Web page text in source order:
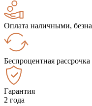
Оплата наличными,
Беспроцентная рассрочка
Гарантия
2 года